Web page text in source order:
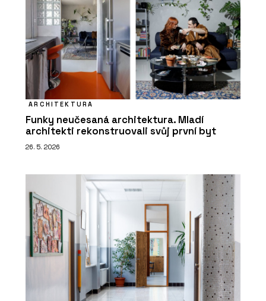
ARCHITEKTURA
Funky neučesaná architektura. Mladí
architekti rekonstruovali svůj první byt
26. 5. 2026